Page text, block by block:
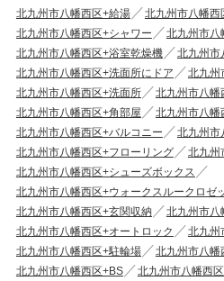
北九州市八幡西区+給湯
北九州市八幡西
北九州市八幡西区+シャワー
北九州市八
北九州市八幡西区+浴室乾燥機
北九州市
北九州市八幡西区+洗面所にドア
北九州
北九州市八幡西区+洗面所
北九州市八幡
北九州市八幡西区+角部屋
北九州市八幡
北九州市八幡西区+バルコニー
北九州市
北九州市八幡西区+フローリング
北九州
北九州市八幡西区+シューズボックス
北九州市八幡西区+ウォークスルークロゼ
北九州市八幡西区+玄関収納
北九州市八
北九州市八幡西区+オートロック
北九州
北九州市八幡西区+駐輪場
北九州市八幡
北九州市八幡西区+BS
北九州市八幡西